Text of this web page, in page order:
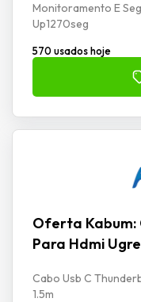
Monitoramento E
Up1270seg
570 usados hoje
Oferta Kabum:
Para Hdmi
Cabo Usb C
1.5m